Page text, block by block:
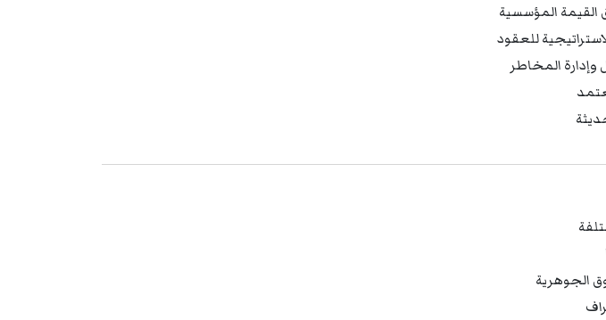
القيمة المؤسسية
للعقود
وإدارة المخاطر
الجوهرية